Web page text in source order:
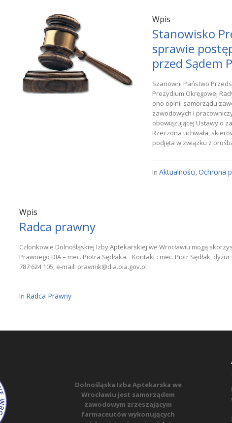
Wpis
Stanowisko
sprawie
przed Sądem
Szanowni Państwo
Prezydium Okręgowej
ono opinii samorządu
zawodowych i
obowiązującej Ustawy o
Rzeczona uchwała,
podjęta w związku z
In Aktualności,Ochrona
Wpis
Radca prawny
Członkowie Dolnośląskiej Izby Aptekarskiej we Wrocławiu mogą
Prawnego DIA – mec. Piotra Sędłaka. Kontakt : mec. Piotr Sędłak,
787 624 105; e-mail: prawnik@dia.oia.gov.pl
In Radca Prawny
Dolnośląska Izba Aptekarska we
Wrocławiu jest samorządem
zawodowym zrzeszającym
farmaceutów wykonujących